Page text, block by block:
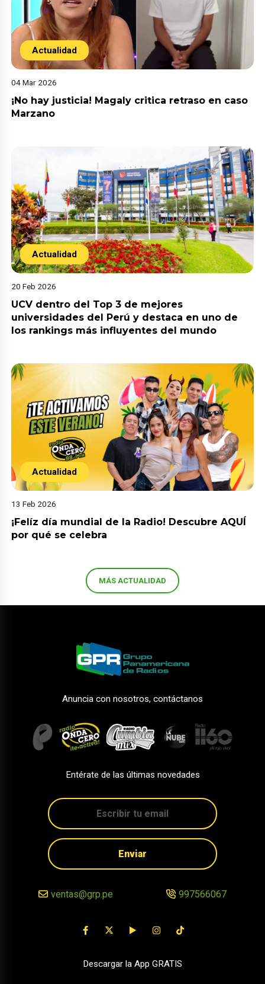
Actualidad
04 Mar 2026
¡No hay justicia! Magaly critica retraso en caso
Marzano
Actualidad
20 Feb 2026
UCV dentro del Top 3 de mejores
universidades del Perú y destaca en uno de
los rankings más influyentes del mundo
Actualidad
13 Feb 2026
¡Felíz día mundial de la Radio! Descubre AQUÍ
por qué se celebra
MÁS ACTUALIDAD
Anuncia con nosotros, contáctanos
Entérate de las últimas novedades
Enviar
ventas@grp.pe 997566067
Descargar la App GRATIS